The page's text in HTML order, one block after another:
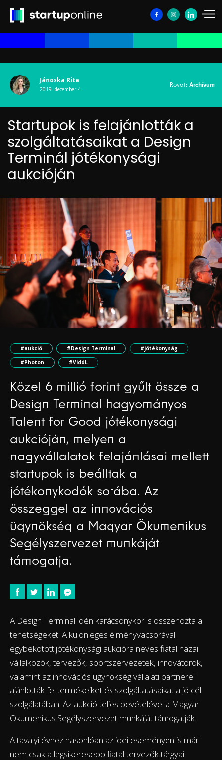
Jánoska Rita
2019. december 4.
Rovat: Archívum
Startupok is felajánlották a
szolgáltatásaikat a Design
Terminál jótékonysági
aukcióján
#aukció #Design Terminal
#jótékonyság
#Photon
#ViddL
Közel 6 millió forint gyűlt össze a
Design Terminal hagyományos
Talent for Good jótékonysági
aukcióján, melyen a
nagyvállalatok felajánlásai mellett
startupok is beálltak a
jótékonykodók sorába. Az
összeggel az innovációs
ügynökség a Magyar Ökumenikus
Segélyszervezet munkáját
támogatja.
A Design Terminal idén karácsonykor is összehozta a
tehetségeket. A különleges élményvacsorával
egybekötött jótékonysági aukcióra neves fiatal hazai
vállalkozók, tervezők, sportszervezetek, innovátorok,
valamint az innovációs ügynökség vállalati partnerei
ajánlották fel termékeiket és szolgáltatásaikat a jó cél
szolgálatában. Az aukció teljes bevételével a Magyar
Ökumenikus Segélyszervezet munkáját támogatják.
A tavalyi évhez hasonlóan az idei eseményen is már
nem csak a legsikeresebb fiatal tervezők tárgyai